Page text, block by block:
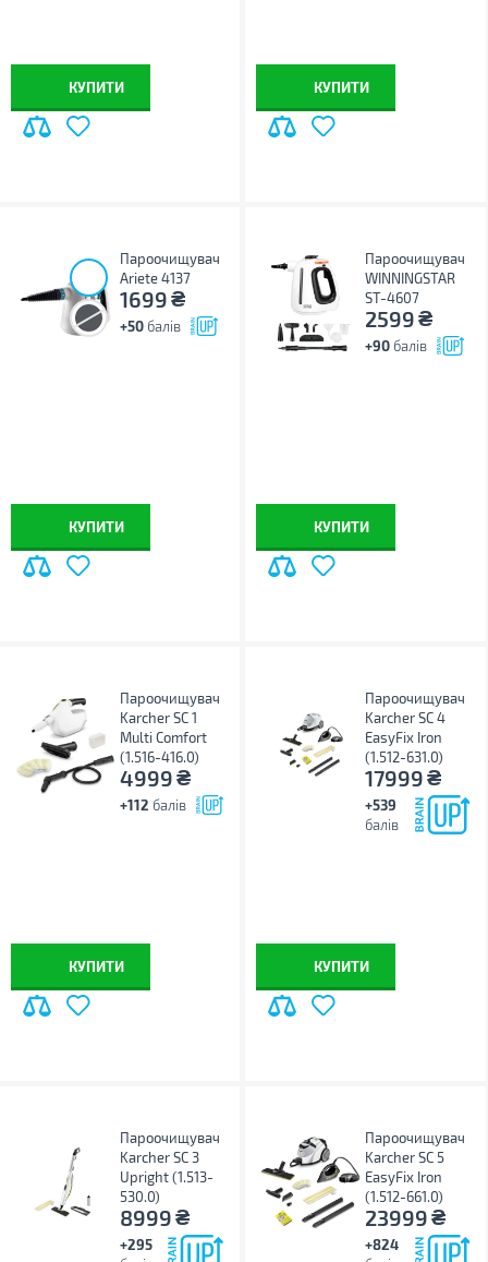
КУПИТИ КУПИТИ
Пароочищувач
Ariete 4137
1699₴
+50 балів
КУПИТИ
Пароочищувач
WINNINGSTAR
ST-4607
2599₴
+90 балів
КУПИТИ
Пароочищувач
Karcher SC 1
Multi Comfort
(1.516-416.0)
4999₴
+112 балів
КУПИТИ
Пароочищувач
Karcher SC 4
EasyFix Iron
(1.512-631.0)
17999₴
+539
балів
КУПИТИ
Пароочищувач
Karcher SC 3
Upright (1.513-
530.0)
8999₴
+295
Пароочищувач
Karcher SC 5
EasyFix Iron
(1.512-661.0)
23999₴
+824